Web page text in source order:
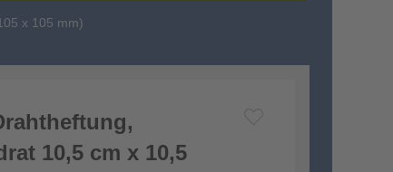
x 105 mm)
10,5 cm x 10,5